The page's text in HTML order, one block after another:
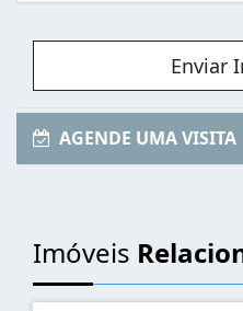
Enviar
AGENDE UMA VISITA
Imóveis